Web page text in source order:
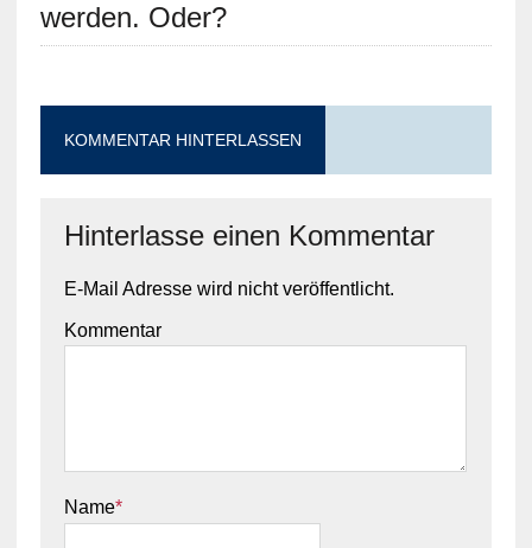
werden. Oder?
KOMMENTAR HINTERLASSEN
Hinterlasse einen Kommentar
E-Mail Adresse wird nicht veröffentlicht.
Kommentar
Name*